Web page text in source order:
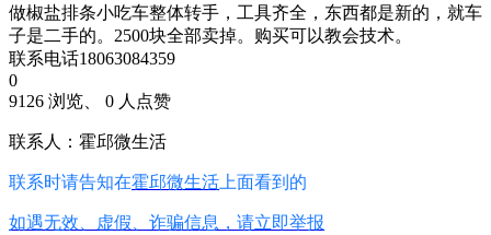
做椒盐排条小吃车整体转手，工具齐全，东西都是新的，就车
子是二手的。2500块全部卖掉。购买可以教会技术。
联系电话18063084359
0
9126 浏览、 0 人点赞
联系人：霍邱微生活
联系时请告知在霍邱微生活 上面看到的
如遇无效、虚假、诈骗信息，请立即举报